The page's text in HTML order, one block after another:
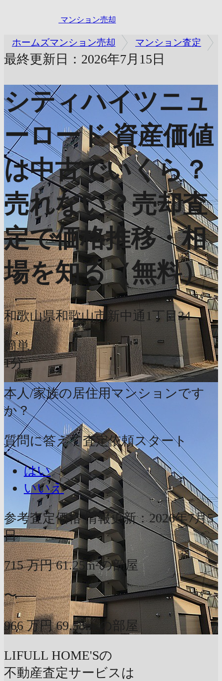
マンション売却
ホームズマンション売却 マンション査定
最終更新日：2026年7月15日
シティハイツニュ
ーロード 資産価値
は中古でいくら？
売れない？売却査
定で価格推移・相
場を知る（無料）
和歌山県和歌山市新中通1丁目34
簡単
1分
本人/家族の居住用マンションです
か？
質問に答えて査定依頼スタート
はい
いいえ
参考査定価格 情報更新：2026年7月5
日
715 万円 61.25m²の部屋
〜
966 万円 69.58m²の部屋
LIFULL HOME'Sの
不動産査定サービスは